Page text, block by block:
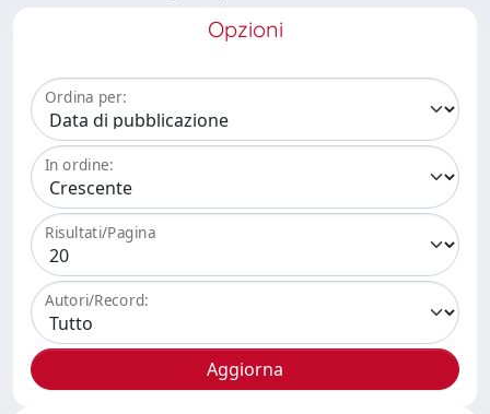
Opzioni
Ordina per:
In ordine:
Risultati/Pagina
Autori/Record: